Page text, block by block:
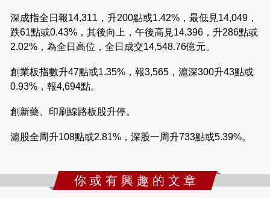
深成指全日報14,311，升200點或1.42%，最低見14,049，
跌61點或0.43%，其後向上，午後高見14,396，升286點或
2.02%，為全日高位，全日成交14,548.76億元。
創業板指數升47點或1.35%，報3,565，滬深300升43點或
0.93%，報4,694點。
創新藥、印刷線路板股升停。
滬股全周升108點或2.81%，深股一周升733點或5.39%。
你 或 有 興 趣 的 文 章